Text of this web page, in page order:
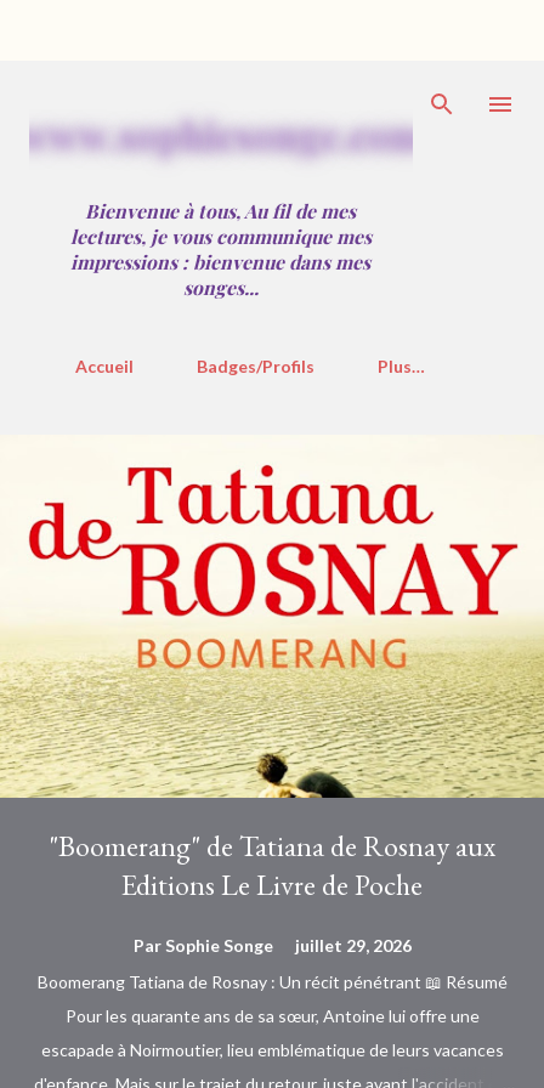
www.sophiesonge.com
Bienvenue à tous, Au fil de mes
lectures, je vous communique mes
impressions : bienvenue dans mes
songes...
Accueil Badges/Profils Plus…
"Boomerang" de Tatiana de Rosnay aux
Editions Le Livre de Poche
Par Sophie Songe
juillet 29, 2026
Boomerang Tatiana de Rosnay : Un récit pénétrant 📖 Résumé
Pour les quarante ans de sa sœur, Antoine lui offre une
escapade à Noirmoutier, lieu emblématique de leurs vacances
d'enfance. Mais sur le trajet du retour, juste avant l'accident qui